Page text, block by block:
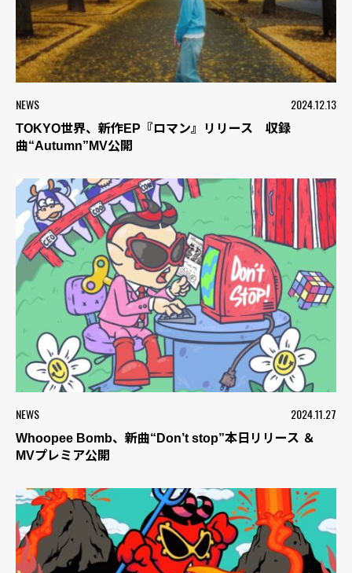
NEWS 2024.12.13
TOKYO世界、新作EP『ロマン』リリース 収録
曲“Autumn”MV公開
NEWS 2024.11.27
Whoopee Bomb、新曲“Don’t stop”本日リリース ＆
MVプレミア公開